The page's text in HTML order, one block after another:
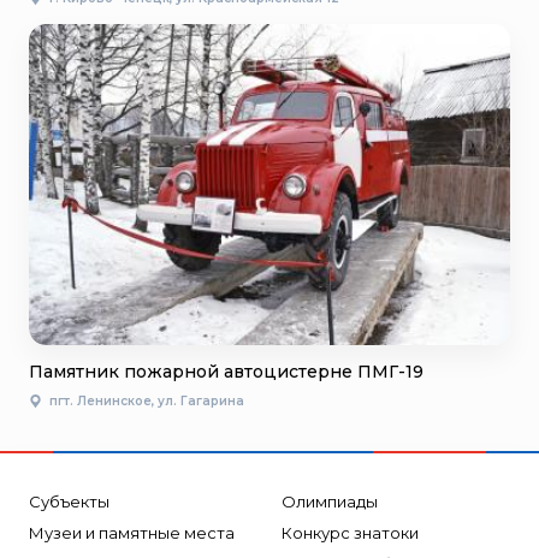
Памятник пожарной автоцистерне ПМГ-19
пгт. Ленинское, ул. Гагарина
Субъекты
Музеи и памятные места
Олимпиады
Конкурс знатоки